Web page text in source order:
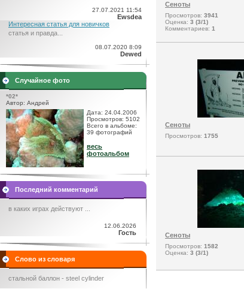
27.07.2021 11:54
Ewsdea
Интересная статья для новичков
статья и правда...
08.07.2020 8:09
Dewed
Случайное фото
*02*
Автор: Андрей
Дата: 24.04.2006
Просмотров: 5102
Всего в альбоме:
39 фотографий
весь
фотоальбом
Последний комментарий
в каких играх действуют ...
12.06.2026
Гость
Слово из словаря
стальной баллон - steel cylinder
Сеноты
Просмотров: 3941
Оценка: 3 (3/1)
Комментариев: 1
Сеноты
Просмотров: 1755
Сеноты
Просмотров: 1582
Оценка: 3 (3/1)